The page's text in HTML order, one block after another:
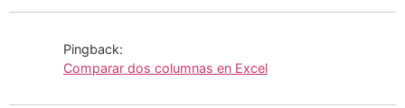
Pingback:
Comparar dos columnas en Excel